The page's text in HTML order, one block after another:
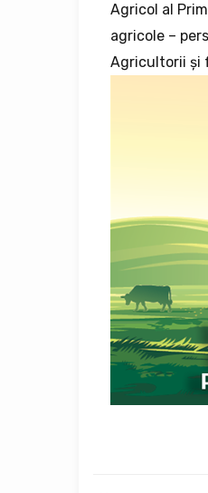
Agricol al
agricole –
Agricultorii și